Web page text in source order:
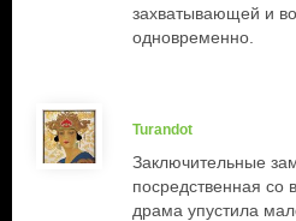
захватывающей и
одновременно.
Turandot
Заключительные
посредственная со
драма упустила